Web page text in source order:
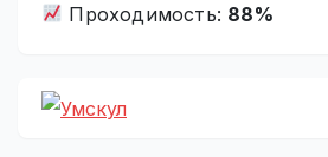
Проходимость: 88%